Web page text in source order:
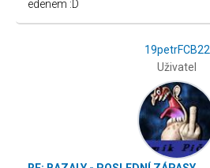
edenem :D
19petrFCB22
Uživatel